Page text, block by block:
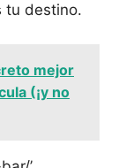
tu destino.
mejor
(¡y no